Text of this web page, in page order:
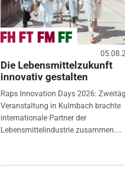
Die Lebensmittelzukunft
innovativ gestalten
Raps Innovation Days 2026:
Veranstaltung in Kulmbach brachte
internationale Partner der
Lebensmittelindustrie zusammen....